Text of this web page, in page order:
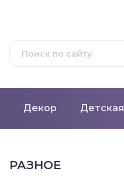
Декор Детская
РАЗНОЕ